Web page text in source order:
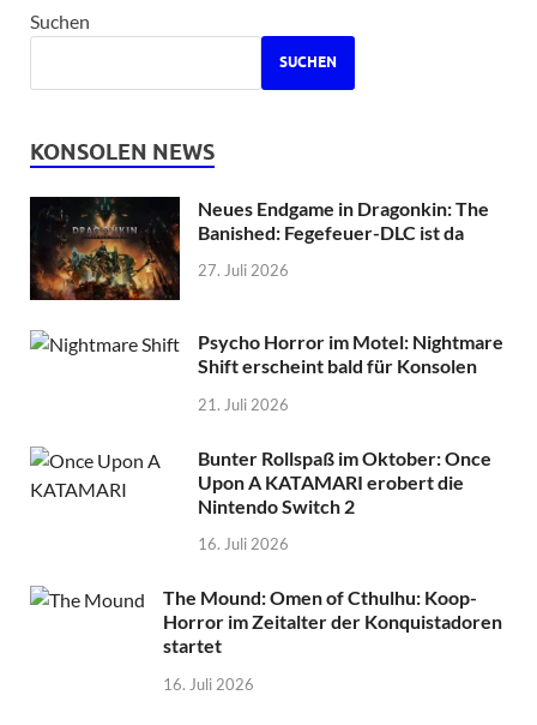
Suchen
SUCHEN
KONSOLEN NEWS
Neues Endgame in Dragonkin: The
Banished: Fegefeuer-DLC ist da
27. Juli 2026
Psycho Horror im Motel: Nightmare
Shift erscheint bald für Konsolen
21. Juli 2026
Bunter Rollspaß im Oktober: Once
Upon A KATAMARI erobert die
Nintendo Switch 2
16. Juli 2026
The Mound: Omen of Cthulhu: Koop-
Horror im Zeitalter der Konquistadoren
startet
16. Juli 2026